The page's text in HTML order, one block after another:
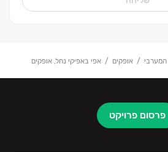
איתכם יד ביד עד לקבלת
המערבי אופקים אפי באפיקי נחל, אופקים
פרסום פרויקט